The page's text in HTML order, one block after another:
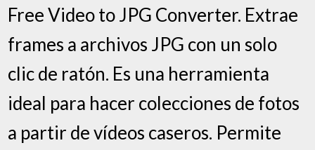
Free Video to JPG Converter. Extrae
frames a archivos JPG con un solo
clic de ratón. Es una herramienta
ideal para hacer colecciones de fotos
a partir de vídeos caseros. Permite